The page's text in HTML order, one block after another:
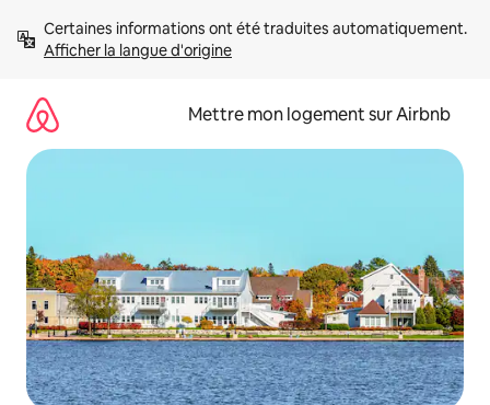
directement
Afficher la langue d'origine
Mettre mon logement sur Airbnb